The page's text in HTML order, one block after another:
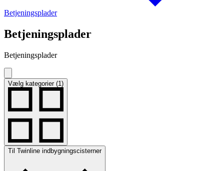
Betjeningsplader
Betjeningsplader
Betjeningsplader
Vælg kategorier (1)
Til Twinline indbygningscisterner